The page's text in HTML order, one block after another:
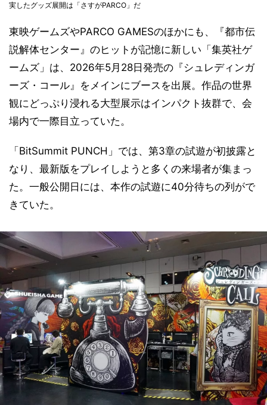
実したグッズ展開は「さすがPARCO」だ
東映ゲームズやPARCO GAMESのほかにも、『都市伝
説解体センター』のヒットが記憶に新しい「集英社ゲ
ームズ」は、2026年5月28日発売の『シュレディンガ
ーズ・コール』をメインにブースを出展。作品の世界
観にどっぷり浸れる大型展示はインパクト抜群で、会
場内で一際目立っていた。
「BitSummit PUNCH」では、第3章の試遊が初披露と
なり、最新版をプレイしようと多くの来場者が集まっ
た。一般公開日には、本作の試遊に40分待ちの列がで
きていた。